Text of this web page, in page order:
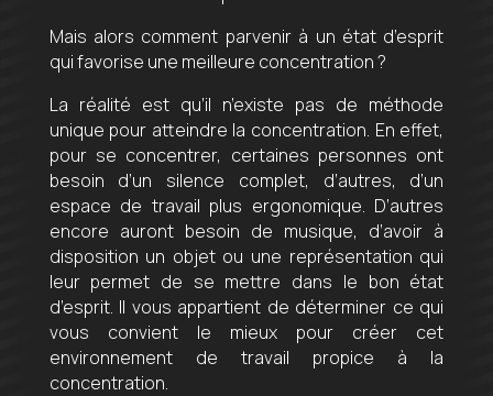
Mais alors comment parvenir à un état d’esprit
qui favorise une meilleure concentration ?
La réalité est qu’il n’existe pas de méthode
unique pour atteindre la concentration. En effet,
pour se concentrer, certaines personnes ont
besoin d’un silence complet, d’autres, d’un
espace de travail plus ergonomique. D’autres
encore auront besoin de musique, d’avoir à
disposition un objet ou une représentation qui
leur permet de se mettre dans le bon état
d’esprit. Il vous appartient de déterminer ce qui
vous convient le mieux pour créer cet
environnement de travail propice à la
concentration.